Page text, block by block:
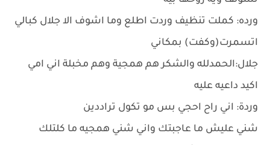
ورده: كملت تنظيف وردت اطلع وما اشوف الا جلال كبالي
اتسمرت(وكفت) بمكاني
جلال:الحمدلله والشكر هم همجية وهم مخبلة اني امي
اكيد داعيه عليه
وردة: اني راح احجي بس مو تكول تراددين
شني عليش ما عاجبتك واني شني همجيه ما كلتلك